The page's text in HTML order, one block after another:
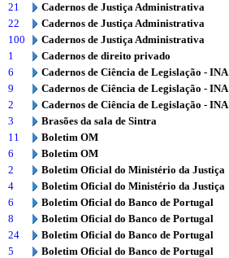
21
Cadernos de Justiça Administrativa
22
Cadernos de Justiça Administrativa
100
Cadernos de Justiça Administrativa
1
Cadernos de direito privado
6
Cadernos de Ciência de Legislação - INA
9
Cadernos de Ciência de Legislação - INA
2
Cadernos de Ciência de Legislação - INA
3
Brasões da sala de Sintra
11
Boletim OM
6
Boletim OM
2
Boletim Oficial do Ministério da Justiça
4
Boletim Oficial do Ministério da Justiça
6
Boletim Oficial do Banco de Portugal
8
Boletim Oficial do Banco de Portugal
24
Boletim Oficial do Banco de Portugal
5
Boletim Oficial do Banco de Portugal